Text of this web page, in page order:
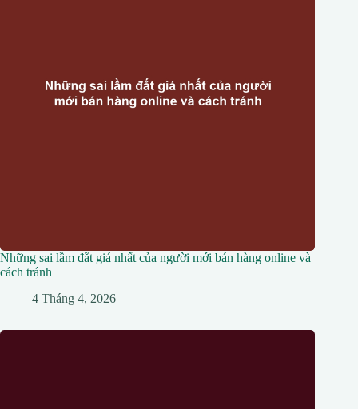
Những sai lầm đắt giá nhất của người mới bán hàng online và
cách tránh
4 Tháng 4, 2026